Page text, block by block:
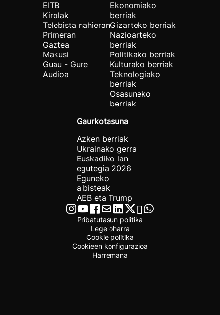
EITB
Kirolak
Telebista nahieran
Primeran
Gaztea
Makusi
Guau - Gure
Audioa
Ekonomiako
berriak
Gizarteko berriak
Nazioarteko
berriak
Politikako berriak
Kulturako berriak
Teknologiako
berriak
Osasuneko
berriak
Gaurkotasuna
Azken berriak
Ukrainako gerra
Euskadiko lan
egutegia 2026
Eguneko
albisteak
AEB eta Trump
Pribatutasun politika
Lege oharra
Cookie politika
Cookieen konfigurazioa
Harremana